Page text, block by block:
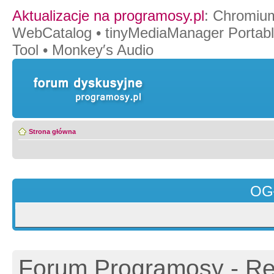
Aktualizacje na programosy.pl:
WebCatalog • tinyMediaManager
Tool • Monkey′s Audio
Strona główna
Forum Programosy -